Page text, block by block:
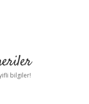
bilgiler!